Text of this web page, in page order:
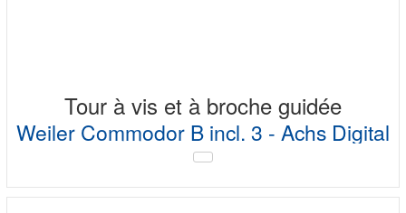
Tour à vis et à broche guidée
Weiler Commodor B incl. 3 - Achs Digital